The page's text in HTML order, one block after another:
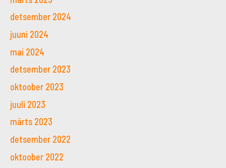
detsember 2024
juuni 2024
mai 2024
detsember 2023
oktoober 2023
juuli 2023
märts 2023
detsember 2022
oktoober 2022